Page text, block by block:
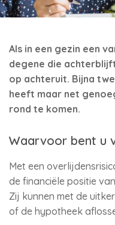
Als in een gezin een
degene die
op achteruit. Bijna
heeft maar net
rond te komen.
Waarvoor bent u
Met een
de financiële positie
Zij kunnen met de
of de hypotheek